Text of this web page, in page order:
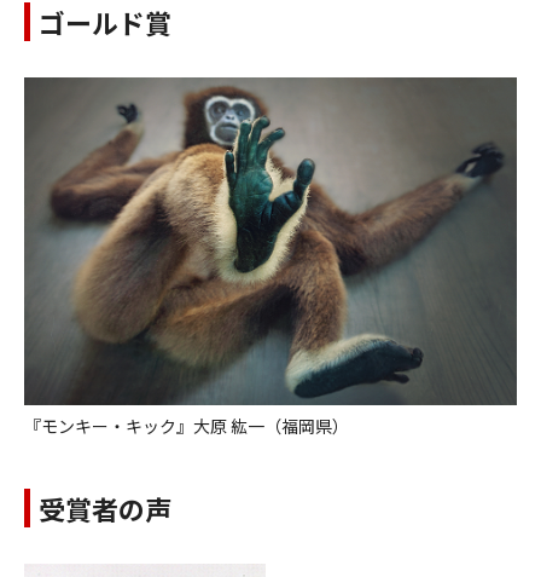
ゴールド賞
『モンキー・キック』大原 紘一（福岡県）
受賞者の声